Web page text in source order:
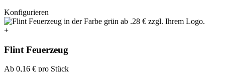
Konfigurieren
+
Flint Feuerzeug
Ab 0,16 € pro Stück